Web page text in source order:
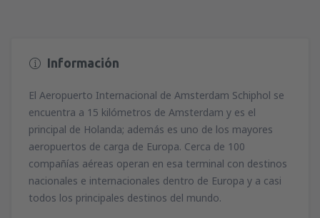
Información
El Aeropuerto Internacional de Amsterdam Schiphol se
encuentra a 15 kilómetros de Amsterdam y es el
principal de Holanda; además es uno de los mayores
aeropuertos de carga de Europa. Cerca de 100
compañías aéreas operan en esa terminal con destinos
nacionales e internacionales dentro de Europa y a casi
todos los principales destinos del mundo.